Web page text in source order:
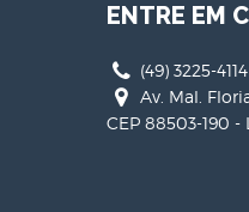
ENTRE EM
(49) 3225-4114
Av. Mal.
CEP 88503-190 -